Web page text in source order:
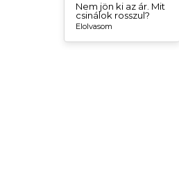
Nem jön ki az ár. Mit
csinálok rosszul?
Elolvasom